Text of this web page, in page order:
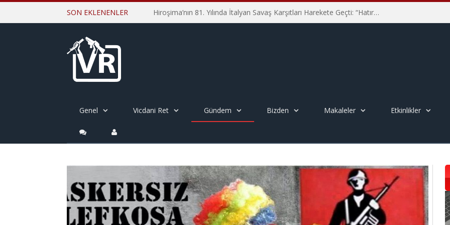
SON EKLENENLER Hiroşima’nın 81. Yılında İtalyan Savaş Karşıtları Harekete Geçti: “Hatırlamak yeterli değil”
Genel Vicdani Ret Gündem Bizden Makaleler Etkinlikler